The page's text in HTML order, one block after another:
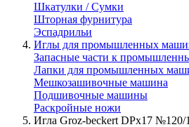
Шкатулки / Сумки
Шторная фурнитура
Эспадрильи
Иглы для промышленных
Запасные части к
Лапки для промышленных
Мешкозашивочные машина
Подшивочные машины
Раскройные ножи
Игла Groz-beckert DPx17 №120/